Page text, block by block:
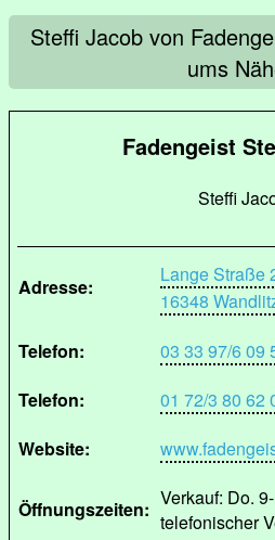
Steffi Jacob von
ums
Fadengeist
Steffi
Adresse:
Lange Straße
16348
Telefon:
03 33 97/6 09
Telefon:
01 72/3 80 62
Website:
Öffnungszeiten: Verkauf: Do.
telefonischer